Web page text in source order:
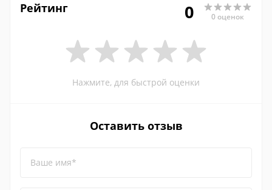
Рейтинг 0 0 оценок
Нажмите, для быстрой оценки
Оставить отзыв
Ваше имя*